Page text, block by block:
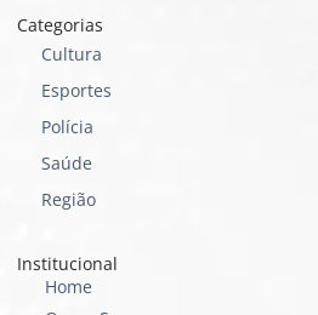
Categorias
Cultura
Esportes
Polícia
Saúde
Região
Institucional
Home